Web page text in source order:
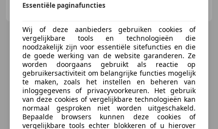
NL-7007 CD DOETINCHEM
Essentiële paginafuncties
Wij of deze aanbieders gebruiken cookies of
vergelijkbare tools en technologieën die
noodzakelijk zijn voor essentiële sitefuncties en die
de goede werking van de website garanderen. Ze
worden doorgaans gebruikt als reactie op
gebruikersactiviteit om belangrijke functies mogelijk
te maken, zoals het instellen en beheren van
inloggegevens of privacyvoorkeuren. Het gebruik
van deze cookies of vergelijkbare technologieën kan
normaal gesproken niet worden uitgeschakeld.
Bepaalde browsers kunnen deze cookies of
vergelijkbare tools echter blokkeren of u hierover